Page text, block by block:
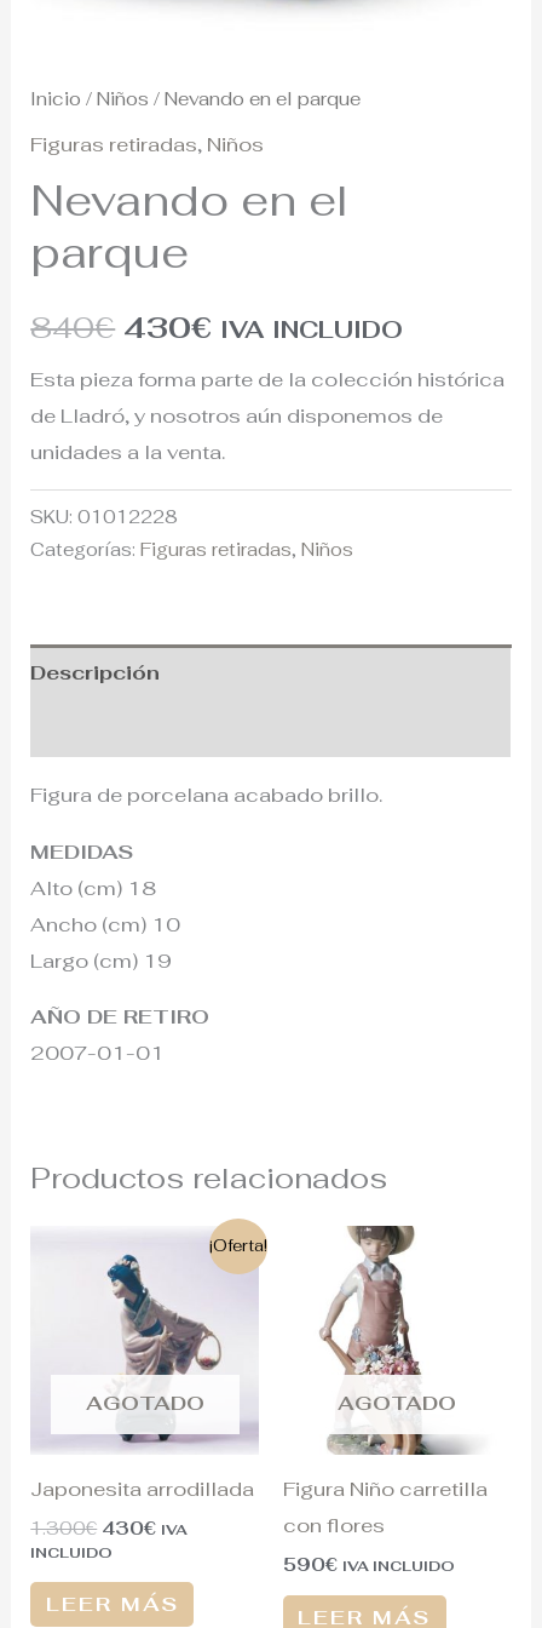
Inicio /Niños / Nevando en el parque
Figuras retiradas, Niños
Nevando en el
parque
840€ 430€ IVA INCLUIDO
Esta pieza forma parte de la colección histórica
de Lladró, y nosotros aún disponemos de
unidades a la venta.
SKU:01012228
Categorías:Figuras retiradas,Niños
Descripción
Figura de porcelana acabado brillo.
MEDIDAS
Alto (cm) 18
Ancho (cm) 10
Largo (cm) 19
AÑO DE RETIRO
2007-01-01
Productos relacionados
¡Oferta!
AGOTADO
Japonesita arrodillada
1.300€
precio
original
era:
1.300€.
430€
precio
es:
430€.
IVA
INCLUIDO
LEER MÁS
AGOTADO
Figura Niño carretilla
con flores
590€ IVA INCLUIDO
LEER MÁS